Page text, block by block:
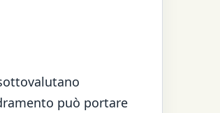
può portare